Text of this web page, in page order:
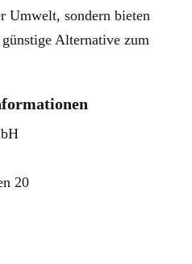
Umwelt, sondern bieten
Alternative zum
20